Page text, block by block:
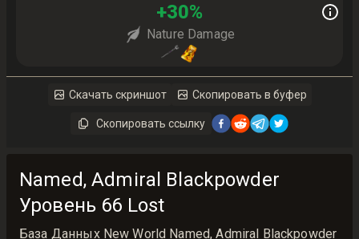
+30%
Nature Damage
Скачать скриншот Скопировать в буфер
Скопировать ссылку
Named, Admiral Blackpowder
Уровень 66 Lost
База Данных New World Named, Admiral Blackpowder